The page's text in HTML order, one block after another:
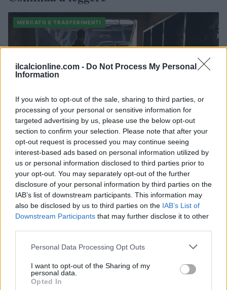
ilcalcionline.com - Do Not Process My Personal
Information
If you wish to opt-out of the sale, sharing to third parties, or
processing of your personal or sensitive information for
targeted advertising by us, please use the below opt-out
section to confirm your selection. Please note that after your
opt-out request is processed you may continue seeing
interest-based ads based on personal information utilized by
us or personal information disclosed to third parties prior to
your opt-out. You may separately opt-out of the further
disclosure of your personal information by third parties on the
IAB’s list of downstream participants. This information may
also be disclosed by us to third parties on the IAB’s List of
Downstream Participants that may further disclose it to other
Please note that this website/app uses one or more Google
not limited to your visit or usage behaviour. You may click to
grant or deny consent to Google and its third-party tags to
use your data for below specified purposes in below Google
Personal Data Processing Opt Outs
I want to opt-out of the Sharing of my
personal data.
Opted In
MERCATO E TRASFERIMENTI
Trasferimento ufficiale: Früchtl dal Lecce al Salisburgo
Francesca Lombardi · 6 Ago 2026
MERCATO E TRASFERIMENTI